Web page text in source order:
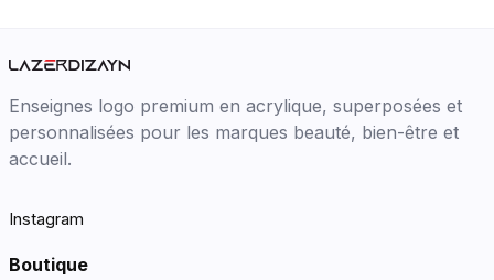
Enseignes logo premium en acrylique, superposées et
personnalisées pour les marques beauté, bien-être et
accueil.
Instagram
Boutique